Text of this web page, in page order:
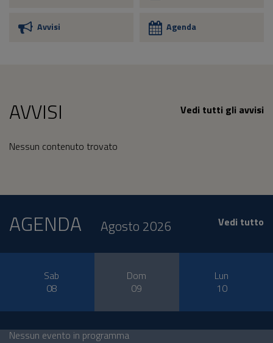
Avvisi Agenda
AVVISI Vedi tutti gli avvisi
Nessun contenuto trovato
AGENDA Agosto 2026 Vedi tutto
Sab
08
Dom
09
Lun
10
Nessun evento in programma